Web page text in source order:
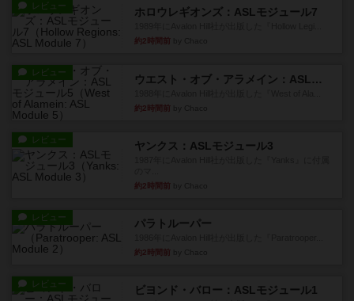
レビュー ホロウレギオンズ：ASLモジュール7
約2時間前
レビュー
ウエスト・オブ・アラメイン：ASLモジュール5
約2時間前
レビュー ヤンクス：ASLモジュール3
約2時間前
レビュー パラトルーパー
約2時間前
レビュー ビヨンド・バロー：ASLモジュール1